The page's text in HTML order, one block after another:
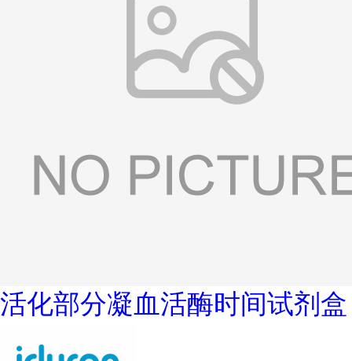
活化部分凝血活酶时间试剂盒